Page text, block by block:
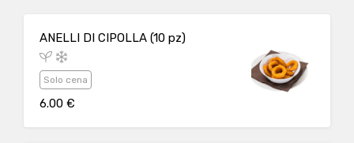
ANELLI DI CIPOLLA (10 pz)
Solo cena
6.00 €